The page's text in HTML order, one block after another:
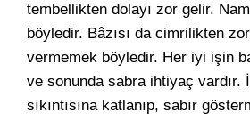
tembellikten dolayı zor gelir.
böyledir. Bâzısı da cimrilikten
vermemek böyledir. Her iyi işin
ve sonunda sabra ihtiyaç vardır.
sıkıntısına katlanıp, sabır